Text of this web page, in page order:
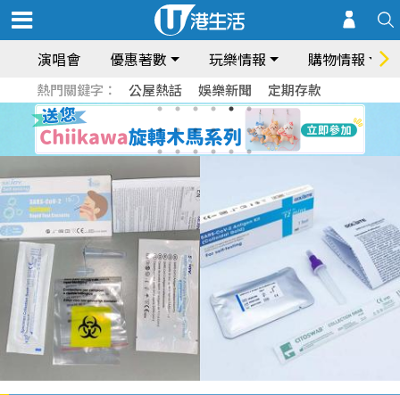
演唱會 優惠著數 玩樂情報 購物情報
熱門關鍵字： 公屋熱話 娛樂新聞 定期存款